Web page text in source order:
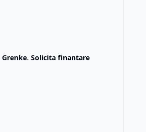
Grenke. Solicita finantare